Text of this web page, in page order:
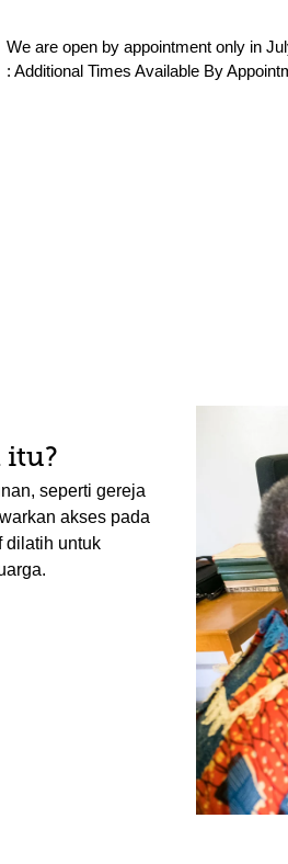
We are open by appointment only in
: Additional Times Available By
itu?
seperti gereja
akses pada
dilatih untuk